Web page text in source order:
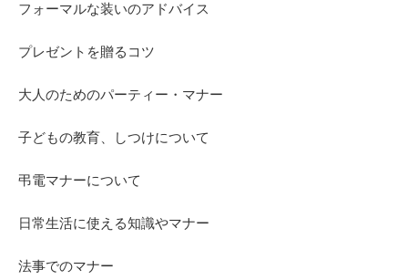
フォーマルな装いのアドバイス
プレゼントを贈るコツ
大人のためのパーティー・マナー
子どもの教育、しつけについて
弔電マナーについて
日常生活に使える知識やマナー
法事でのマナー